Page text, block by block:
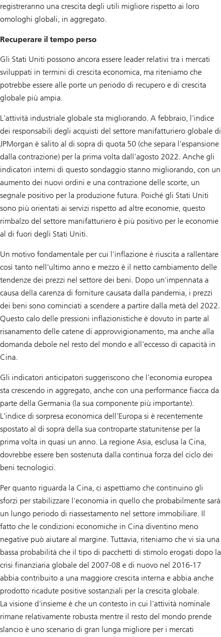
registreranno una crescita degli utili migliore rispetto ai loro
omologhi globali, in aggregato.
Recuperare il tempo perso
Gli Stati Uniti possono ancora essere leader relativi tra i mercati
sviluppati in termini di crescita economica, ma riteniamo che
potrebbe essere alle porte un periodo di recupero e di crescita
globale più ampia.
L'attività industriale globale sta migliorando. A febbraio, l'indice
dei responsabili degli acquisti del settore manifatturiero globale di
JPMorgan è salito al di sopra di quota 50 (che separa l'espansione
dalla contrazione) per la prima volta dall'agosto 2022. Anche gli
indicatori interni di questo sondaggio stanno migliorando, con un
aumento dei nuovi ordini e una contrazione delle scorte, un
segnale positivo per la produzione futura. Poiché gli Stati Uniti
sono più orientati ai servizi rispetto ad altre economie, questo
rimbalzo del settore manifatturiero è più positivo per le economie
al di fuori degli Stati Uniti.
Un motivo fondamentale per cui l'inflazione è riuscita a rallentare
così tanto nell'ultimo anno e mezzo è il netto cambiamento delle
tendenze dei prezzi nel settore dei beni. Dopo un'impennata a
causa della carenza di forniture causata dalla pandemia, i prezzi
dei beni sono cominciati a scendere a partire dalla metà del 2022.
Questo calo delle pressioni inflazionistiche è dovuto in parte al
risanamento delle catene di approvvigionamento, ma anche alla
domanda debole nel resto del mondo e all'eccesso di capacità in
Cina.
Gli indicatori anticipatori suggeriscono che l'economia europea
sta crescendo in aggregato, anche con una performance fiacca da
parte della Germania (la sua componente più importante).
L'indice di sorpresa economica dell'Europa si è recentemente
spostato al di sopra della sua controparte statunitense per la
prima volta in quasi un anno. La regione Asia, esclusa la Cina,
dovrebbe essere ben sostenuta dalla continua forza del ciclo dei
beni tecnologici.
Per quanto riguarda la Cina, ci aspettiamo che continuino gli
sforzi per stabilizzare l'economia in quello che probabilmente sarà
un lungo periodo di riassestamento nel settore immobiliare. Il
fatto che le condizioni economiche in Cina diventino meno
negative può aiutare al margine. Tuttavia, riteniamo che vi sia una
bassa probabilità che il tipo di pacchetti di stimolo erogati dopo la
crisi finanziaria globale del 2007-08 e di nuovo nel 2016-17
abbia contribuito a una maggiore crescita interna e abbia anche
prodotto ricadute positive sostanziali per la crescita globale.
La visione d'insieme è che un contesto in cui l'attività nominale
rimane relativamente robusta mentre il resto del mondo prende
slancio è uno scenario di gran lunga migliore per i mercati